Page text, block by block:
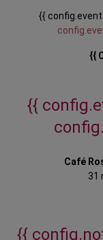
{{
{{
{{
Café
31
{{